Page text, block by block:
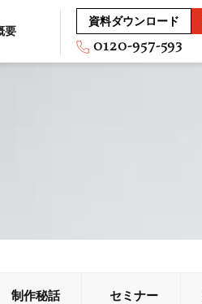
要
資料ダウンロード
0120-957-593
制作秘話 セミナー